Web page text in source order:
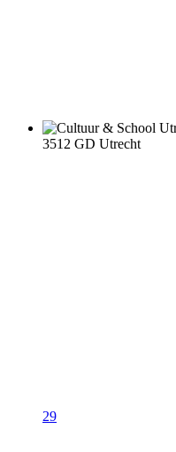
3512 GD Utrecht
29